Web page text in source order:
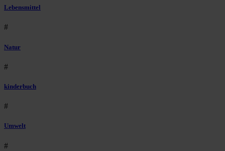
Lebensmittel
#
Natur
#
kinderbuch
#
Umwelt
#